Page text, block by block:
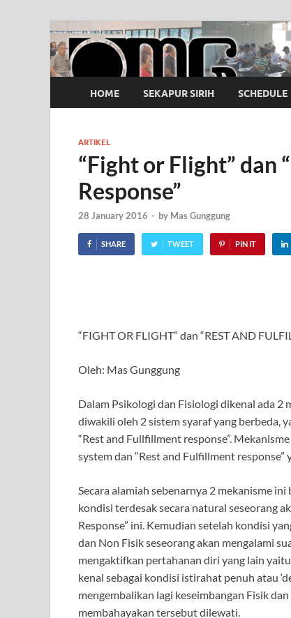
OMG
Pusat Pelatihan Olah Napas Modern
HOME SEKAPUR SIRIH SCHEDULE
ARTIKEL
“Fight or Flight” dan
Response”
28 January 2016 - by Mas Gunggung
SHARE TWEET PIN IT
“FIGHT OR FLIGHT” dan “REST AND
Oleh: Mas Gunggung
Dalam Psikologi dan Fisiologi dikenal ada 2
diwakili oleh 2 sistem syaraf yang berbeda,
“Rest and Fullfillment response”.
system dan “Rest and Fulfillment
Secara alamiah sebenarnya 2 mekanisme
kondisi terdesak secara natural seseorang
Response” ini. Kemudian setelah kondisi
dan Non Fisik seseorang akan mengalami
mengaktifkan pertahanan diri yang lain
kenal sebagai kondisi istirahat penuh atau
mengembalikan lagi keseimbangan Fisik
membahayakan tersebut dilewati.